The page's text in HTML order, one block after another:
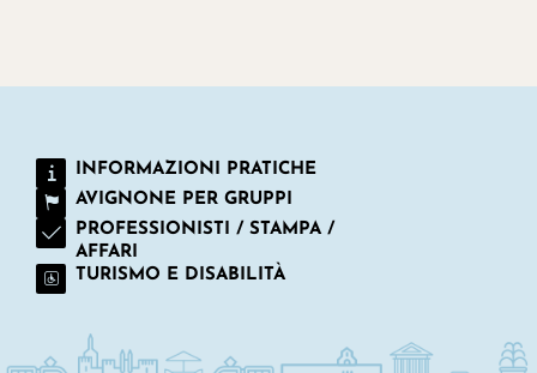
INFORMAZIONI PRATICHE
AVIGNONE PER GRUPPI
PROFESSIONISTI / STAMPA /
AFFARI
TURISMO E DISABILITÀ